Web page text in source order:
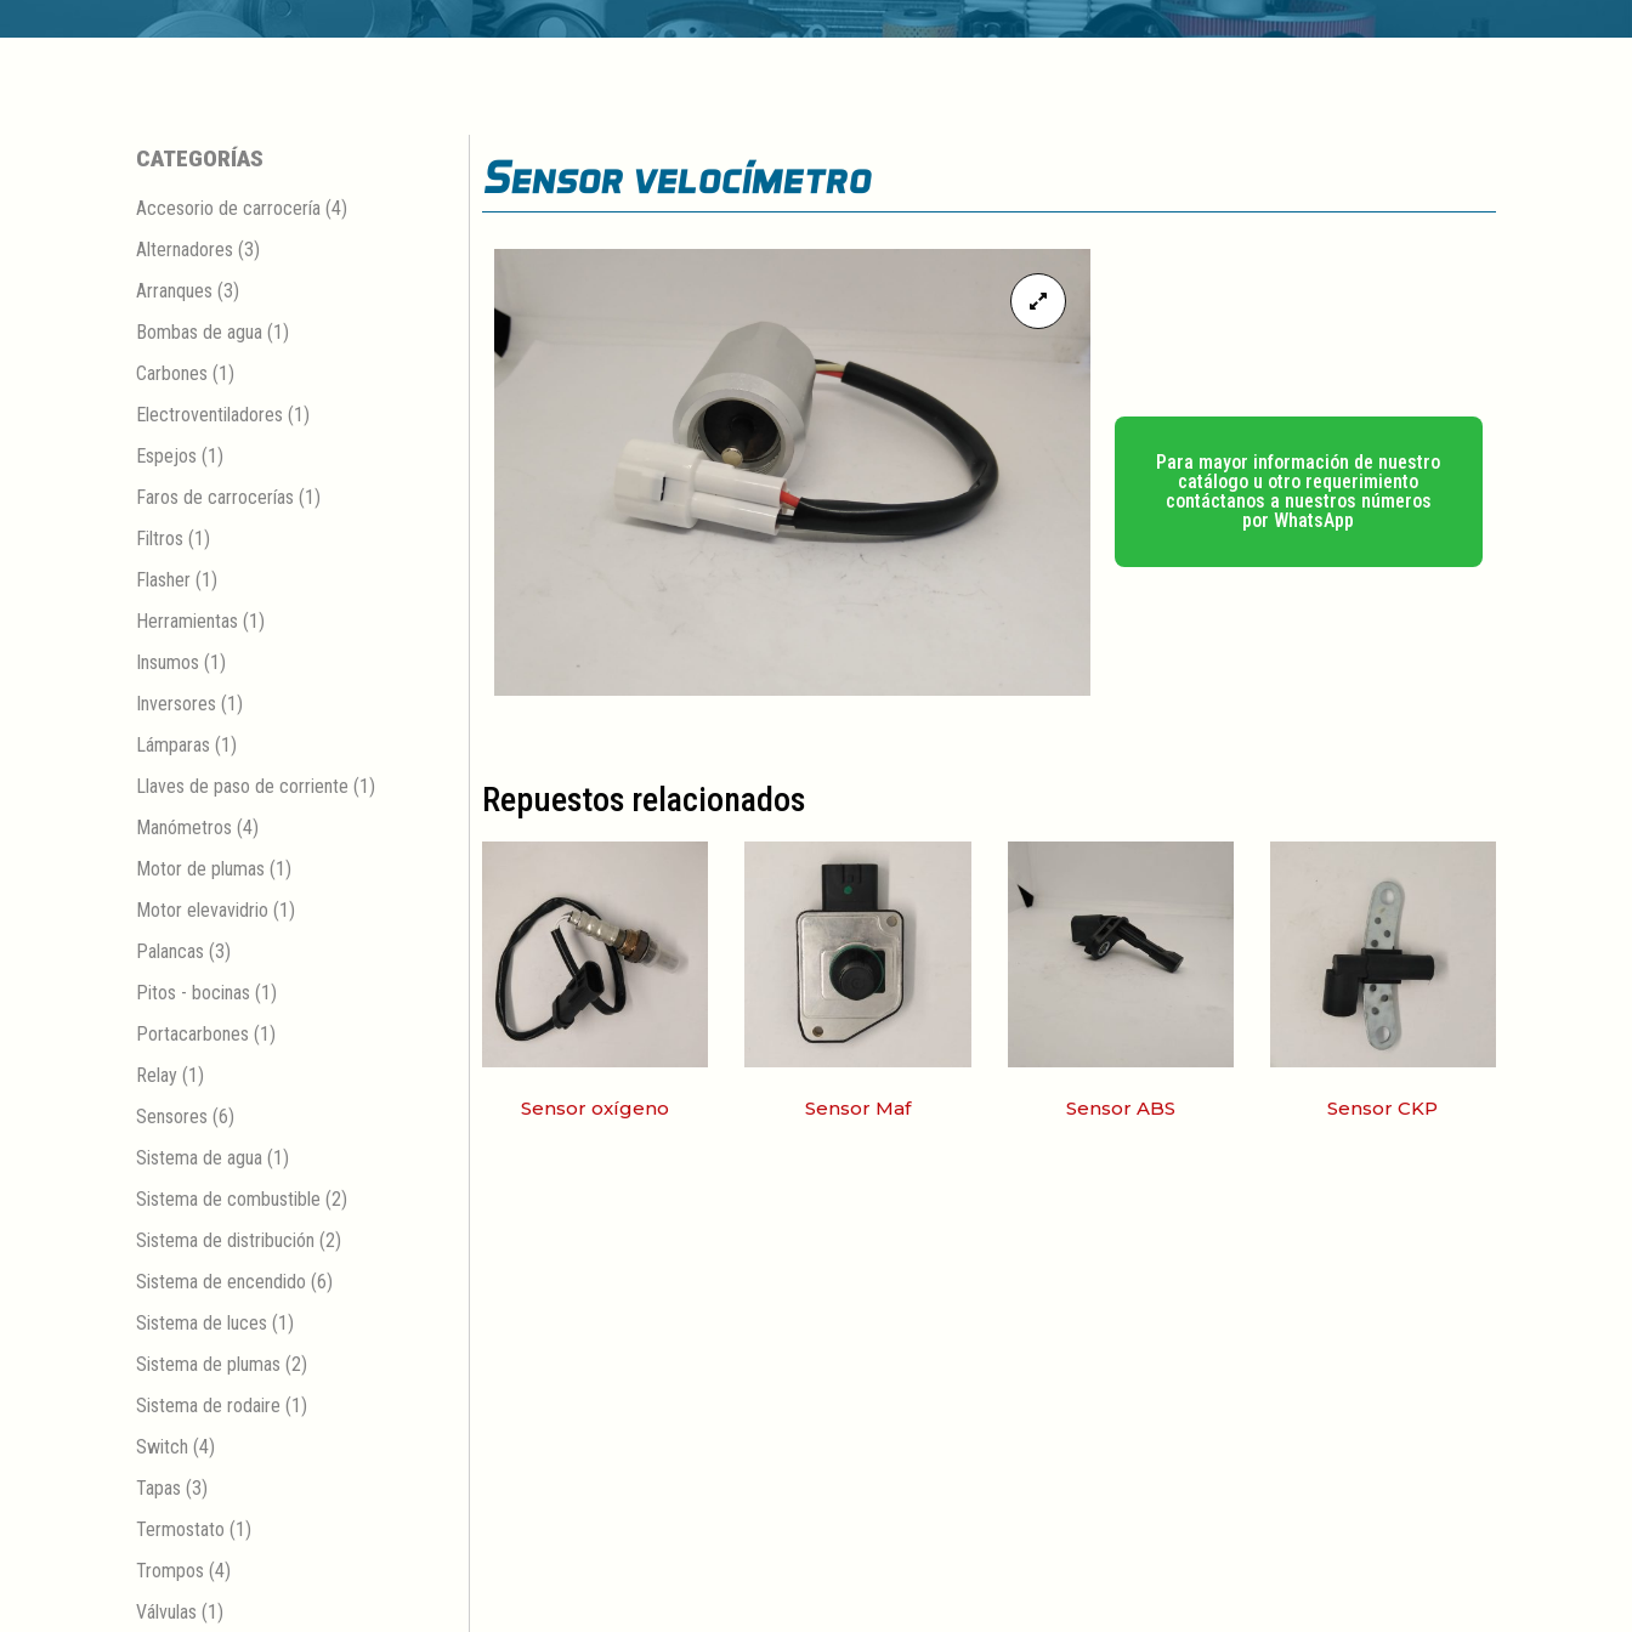
CATEGORÍAS
Accesorio de carrocería (4)
Alternadores (3)
Arranques (3)
Bombas de agua (1)
Carbones (1)
Electroventiladores (1)
Espejos (1)
Faros de carrocerías (1)
Filtros (1)
Flasher (1)
Herramientas (1)
Insumos (1)
Inversores (1)
Lámparas (1)
Llaves de paso de corriente (1)
Manómetros (4)
Motor de plumas (1)
Motor elevavidrio (1)
Palancas (3)
Pitos - bocinas (1)
Portacarbones (1)
Relay (1)
Sensores (6)
Sistema de agua (1)
Sistema de combustible (2)
Sistema de distribución (2)
Sistema de encendido (6)
Sistema de luces (1)
Sistema de plumas (2)
Sistema de rodaire (1)
Switch (4)
Tapas (3)
Termostato (1)
Trompos (4)
Válvulas (1)
Sensor velocímetro
Para mayor información de nuestro
catálogo u otro requerimiento
contáctanos a nuestros números
por WhatsApp
Repuestos relacionados
Sensor oxígeno Sensor Maf Sensor ABS Sensor CKP